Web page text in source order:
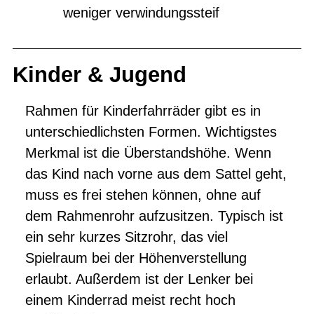
weniger verwindungssteif
Kinder & Jugend
Rahmen für Kinderfahrräder gibt es in
unterschiedlichsten Formen. Wichtigstes
Merkmal ist die Überstandshöhe. Wenn
das Kind nach vorne aus dem Sattel geht,
muss es frei stehen können, ohne auf
dem Rahmenrohr aufzusitzen. Typisch ist
ein sehr kurzes Sitzrohr, das viel
Spielraum bei der Höhenverstellung
erlaubt. Außerdem ist der Lenker bei
einem Kinderrad meist recht hoch